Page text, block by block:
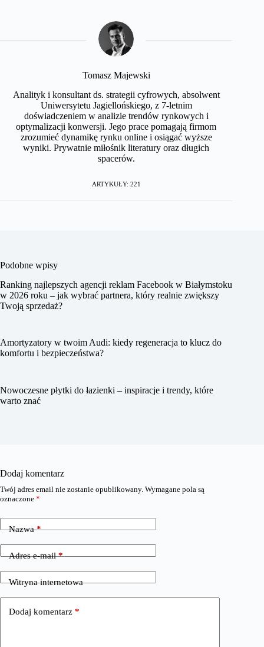
Tomasz Majewski
Analityk i konsultant ds. strategii cyfrowych, absolwent
Uniwersytetu Jagiellońskiego, z 7-letnim
doświadczeniem w analizie trendów rynkowych i
optymalizacji konwersji. Jego prace pomagają firmom
zrozumieć dynamikę rynku online i osiągać wyższe
wyniki. Prywatnie miłośnik literatury oraz długich
spacerów.
ARTYKUŁY: 221
Podobne wpisy
Ranking najlepszych agencji reklam Facebook w Białymstoku
w 2026 roku – jak wybrać partnera, który realnie zwiększy
Twoją sprzedaż?
Amortyzatory w twoim Audi: kiedy regeneracja to klucz do
komfortu i bezpieczeństwa?
Nowoczesne płytki do łazienki – inspiracje i trendy, które
warto znać
Dodaj komentarz
Twój adres email nie zostanie opublikowany. Wymagane pola są
oznaczone *
Nazwa*
Adres e-mail*
Witryna internetowa
Dodaj komentarz *